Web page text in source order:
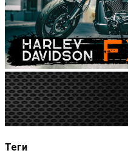
Теги